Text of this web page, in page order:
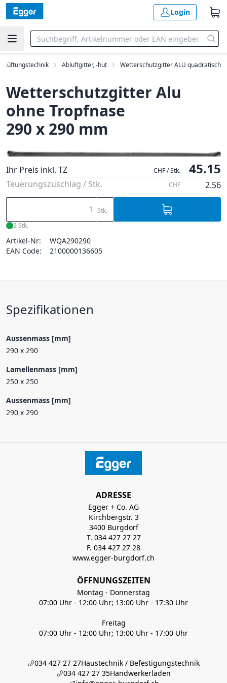
Login
Lüftungstechnik Abluftgitter, -hut Wetterschutzgitter ALU quadratisch
Wetterschutzgitter Alu
ohne Tropfnase
290 x 290 mm
Ihr Preis inkl. TZ CHF / Stk. 45.15
Teuerungszuschlag / Stk. CHF 2.56
Stk.
2 Stk.
Artikel-Nr:
WQA290290
EAN Code:
2100000136605
Spezifikationen
Aussenmass [mm]
290 x 290
Lamellenmass [mm]
250 x 250
Aussenmass [mm]
290 x 290
ADRESSE
Egger + Co. AG
Kirchbergstr. 3
3400 Burgdorf
T. 034 427 27 27
F. 034 427 27 28
www.egger-burgdorf.ch
ÖFFNUNGSZEITEN
Montag - Donnerstag
07:00 Uhr - 12:00 Uhr; 13:00 Uhr - 17:30 Uhr
Freitag
07:00 Uhr - 12:00 Uhr; 13:00 Uhr - 17:00 Uhr
034 427 27 27Haustechnik / Befestigungstechnik
034 427 27 35Handwerkerladen